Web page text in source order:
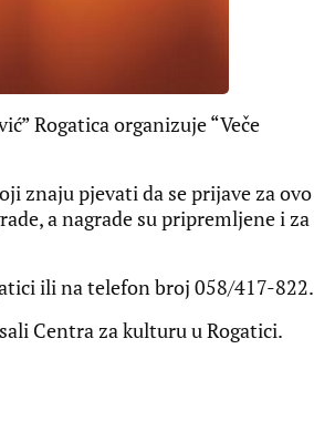
Rogatica organizuje “Veče
znaju pjevati da se prijave za ovo
a nagrade su pripremljene i za
ili na telefon broj 058/417-822.
Centra za kulturu u Rogatici.